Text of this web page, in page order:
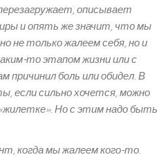
описывает
и опять же значит, что мы
не только жалеем себя, но и
то этапом жизни или с
причинил боль или обидел. В
если сильно хочется, можно
Но с этим надо быть
когда мы жалеем кого-то.